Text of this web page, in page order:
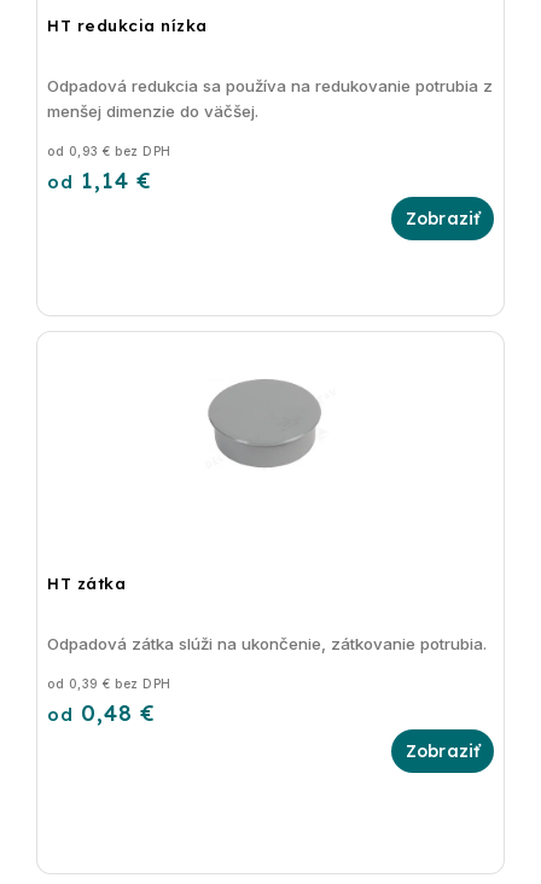
HT redukcia nízka
od 0,93 € bez DPH
od 1,14 €
Odpadová redukcia sa používa na redukovanie potrubia z
menšej dimenzie do väčšej.
HT zátka
od 0,39 € bez DPH
od 0,48 €
Odpadová zátka slúži na ukončenie, zátkovanie potrubia.